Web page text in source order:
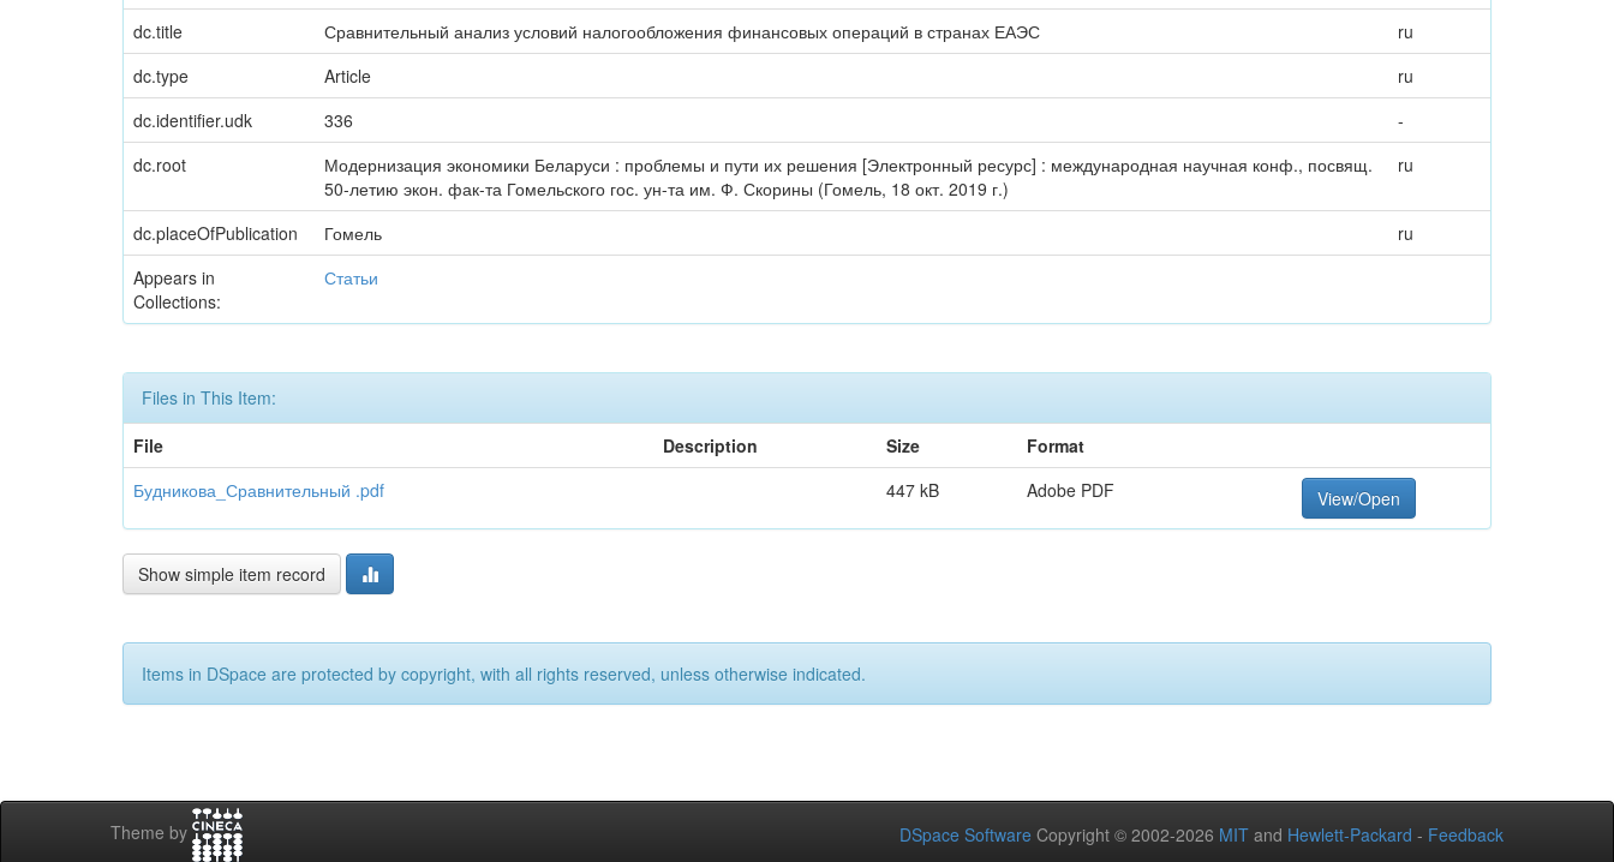
dc.title
Сравнительный анализ условий налогообложения финансовых операций в странах ЕАЭС
ru
dc.type
Article
ru
dc.identifier.udk
336
-
dc.root
Модернизация экономики Беларуси : проблемы и пути их решения [Электронный ресурс] : международная научная конф., посвящ.
50-летию экон. фак-та Гомельского гос. ун-та им. Ф. Скорины (Гомель, 18 окт. 2019 г.)
ru
dc.placeOfPublication Гомель
ru
Appears in
Collections:
Статьи
Files in This Item:
File
Description Size
Format
Будникова_Сравнительный .pdf
447 kB Adobe PDF View/Open
Show simple item record
Items in DSpace are protected by copyright, with all rights reserved, unless otherwise indicated.
Theme by DSpace Software Copyright © 2002-2026 MIT and Hewlett-Packard - Feedback